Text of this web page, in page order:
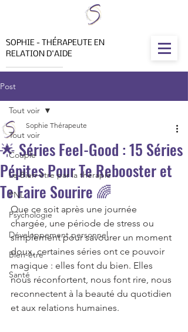
SOPHIE - THÉRAPEUTE EN
RELATION D'AIDE
Post
Tout voir
Couple
Le Bien-être par la thérapie
PNL
Psychologie
Développement personnel
Bien-être
Santé
Tout voir
🌟 Séries Feel-Good : 15 Séries
Pépites Pour Te Rebooster et
Te Faire Sourire 🌈
Sophie Thérapeute
Que ce soit après une journée
chargée, une période de stress ou
simplement pour savourer un moment
doux, certaines séries ont ce pouvoir
magique : elles font du bien. Elles
nous réconfortent, nous font rire, nous
reconnectent à la beauté du quotidien
et aux relations humaines.